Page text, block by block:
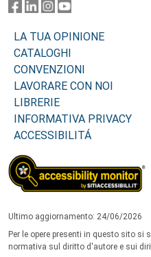
LA TUA OPINIONE
CATALOGHI
CONVENZIONI
LAVORARE CON NOI
LIBRERIE
INFORMATIVA PRIVACY
ACCESSIBILITÁ
Ultimo aggiornamento: 24/06/2026
Per le opere presenti in questo sito
normativa sul diritto d'autore e sui